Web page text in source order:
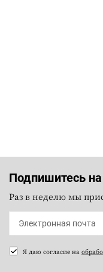
Подпишитесь
Раз в неделю мы
Я даю согласие на